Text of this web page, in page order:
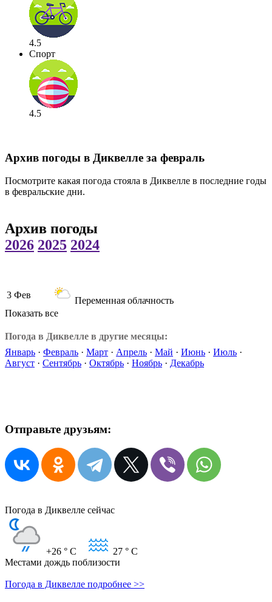
4.5
Спорт
4.5
Архив погоды в Диквелле за февраль
Посмотрите какая погода стояла в Диквелле в последние годы
в февральские дни.
Архив погоды
2026 2025 2024
3 Фев
Переменная облачность
Показать все
Погода в Диквелле в другие месяцы:
Январь · Февраль · Март · Апрель · Май · Июнь · Июль ·
Август · Сентябрь · Октябрь · Ноябрь · Декабрь
Отправьте друзьям:
Погода в Диквелле сейчас
+26 ° C 27 ° C
Местами дождь поблизости
Погода в Диквелле подробнее >>